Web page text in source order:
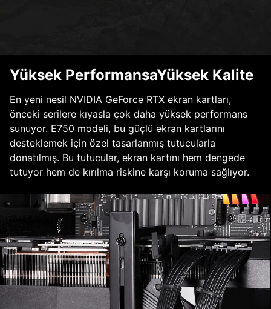
Yüksek PerformansaYüksek Kalite
En yeni nesil NVIDIA GeForce RTX ekran kartları,
önceki serilere kıyasla çok daha yüksek performans
sunuyor. E750 modeli, bu güçlü ekran kartlarını
desteklemek için özel tasarlanmış tutucularla
donatılmış. Bu tutucular, ekran kartını hem dengede
tutuyor hem de kırılma riskine karşı koruma sağlıyor.